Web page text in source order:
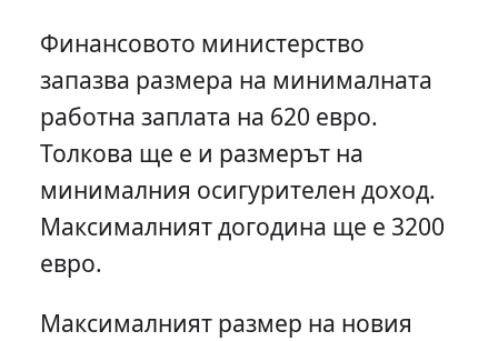
Финансовото министерство
запазва размера на минималната
работна заплата на 620 евро.
Толкова ще е и размерът на
минималния осигурителен доход.
Максималният догодина ще е 3200
евро.
Максималният размер на новия